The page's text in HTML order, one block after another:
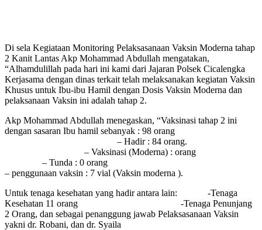
Di sela Kegiataan Monitoring Pelaksasanaan Vaksin Moderna tahap
2 Kanit Lantas Akp Mohammad Abdullah mengatakan,
“Alhamdulillah pada hari ini kami dari Jajaran Polsek Cicalengka
Kerjasama dengan dinas terkait telah melaksanakan kegiatan Vaksin
Khusus untuk Ibu-ibu Hamil dengan Dosis Vaksin Moderna dan
pelaksanaan Vaksin ini adalah tahap 2.
Akp Mohammad Abdullah menegaskan, “Vaksinasi tahap 2 ini
dengan sasaran Ibu hamil sebanyak : 98 orang
– Hadir : 84 orang.
– Vaksinasi (Moderna) : orang
– Tunda : 0 orang
– penggunaan vaksin : 7 vial (Vaksin moderna ).
Untuk tenaga kesehatan yang hadir antara lain: -Tenaga
Kesehatan 11 orang -Tenaga Penunjang
2 Orang, dan sebagai penanggung jawab Pelaksasanaan Vaksin
yakni dr. Robani, dan dr. Syaila